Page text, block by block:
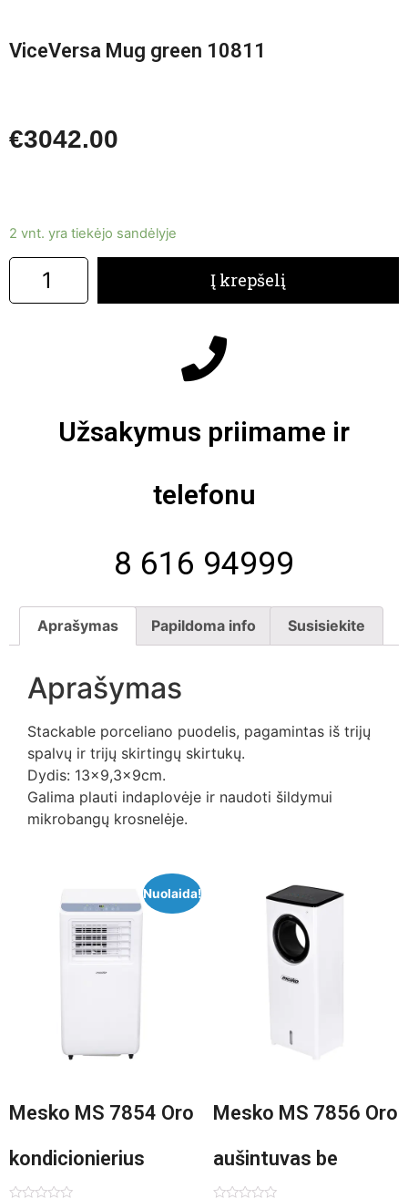
ViceVersa Mug green 10811
€3042.00
2 vnt. yra tiekėjo sandėlyje
Į krepšelį
Užsakymus priimame ir
telefonu
8 616 94999
Aprašymas Papildoma info Susisiekite
Aprašymas
Stackable porceliano puodelis, pagamintas iš trijų
spalvų ir trijų skirtingų skirtukų.
Dydis: 13×9,3x9cm.
Galima plauti indaplovėje ir naudoti šildymui
mikrobangų krosnelėje.
Nuolaida!
Mesko MS 7854 Oro
kondicionierius
Mesko MS 7856 Oro
aušintuvas be